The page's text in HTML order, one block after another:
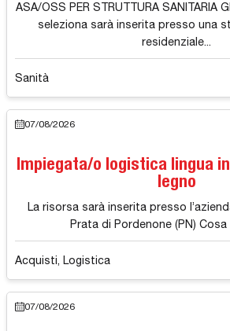
ASA/OSS PER STRUTTURA SANITARIA
seleziona sarà inserita presso una
residenziale...
Sanità
07/08/2026
Impiegata/o logistica lingua
legno
La risorsa sarà inserita presso
Prata di Pordenone (PN) Cosa
Acquisti, Logistica
07/08/2026